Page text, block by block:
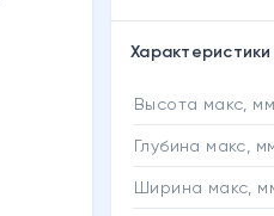
Высота макс, мм
Глубина макс,
Ширина макс,